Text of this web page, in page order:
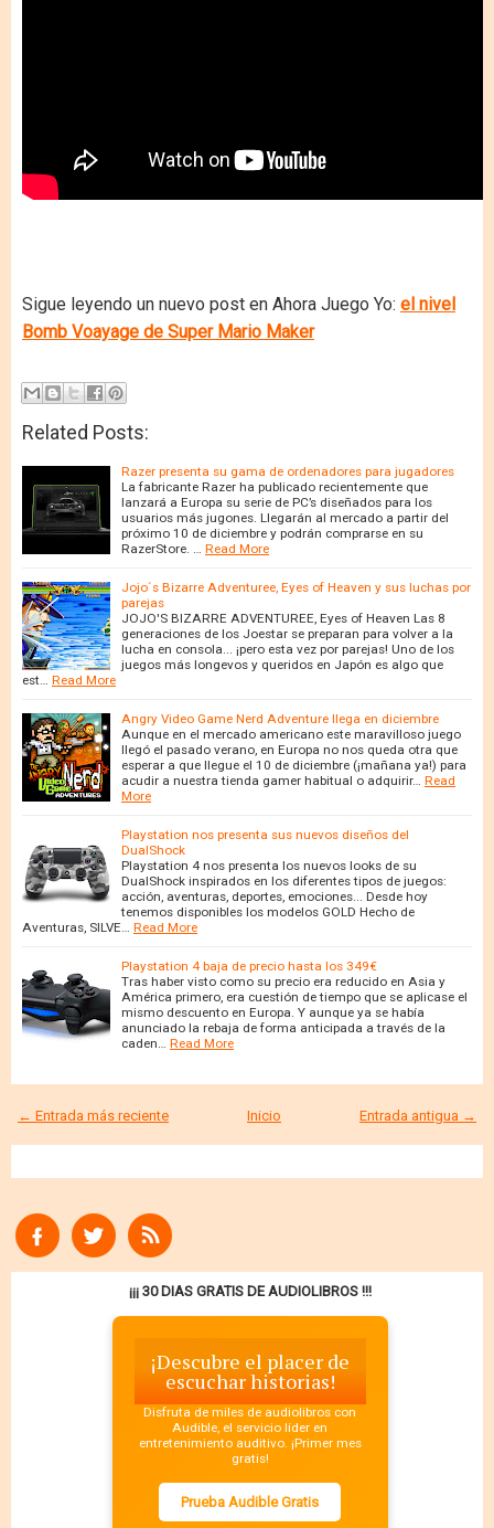
Sigue leyendo un nuevo post en Ahora Juego Yo: el nivel
Bomb Voayage de Super Mario Maker
Related Posts:
Razer presenta su gama de ordenadores para jugadores
La fabricante Razer ha publicado recientemente que
lanzará a Europa su serie de PC’s diseñados para los
usuarios más jugones. Llegarán al mercado a partir del
próximo 10 de diciembre y podrán comprarse en su
RazerStore. …
Read More
Jojo´s Bizarre Adventuree, Eyes of Heaven y sus luchas por
parejas
JOJO'S BIZARRE ADVENTUREE, Eyes of Heaven Las 8
generaciones de los Joestar se preparan para volver a la
lucha en consola... ¡pero esta vez por parejas! Uno de los
juegos más longevos y queridos en Japón es algo que
est…
Read More
Angry Video Game Nerd Adventure llega en diciembre
Aunque en el mercado americano este maravilloso juego
llegó el pasado verano, en Europa no nos queda otra que
esperar a que llegue el 10 de diciembre (¡mañana ya!) para
acudir a nuestra tienda gamer habitual o adquirir…
Read
More
Playstation nos presenta sus nuevos diseños del
DualShock
Playstation 4 nos presenta los nuevos looks de su
DualShock inspirados en los diferentes tipos de juegos:
acción, aventuras, deportes, emociones... Desde hoy
tenemos disponibles los modelos GOLD Hecho de
Aventuras, SILVE…
Read More
Playstation 4 baja de precio hasta los 349€
Tras haber visto como su precio era reducido en Asia y
América primero, era cuestión de tiempo que se aplicase el
mismo descuento en Europa. Y aunque ya se había
anunciado la rebaja de forma anticipada a través de la
caden…
Read More
← Entrada más reciente Entrada antigua →
Inicio
¡¡¡ 30 DIAS GRATIS DE AUDIOLIBROS !!!
¡Descubre el placer de
escuchar historias!
Disfruta de miles de audiolibros con
Audible, el servicio líder en
entretenimiento auditivo. ¡Primer mes
gratis!
Prueba Audible Gratis